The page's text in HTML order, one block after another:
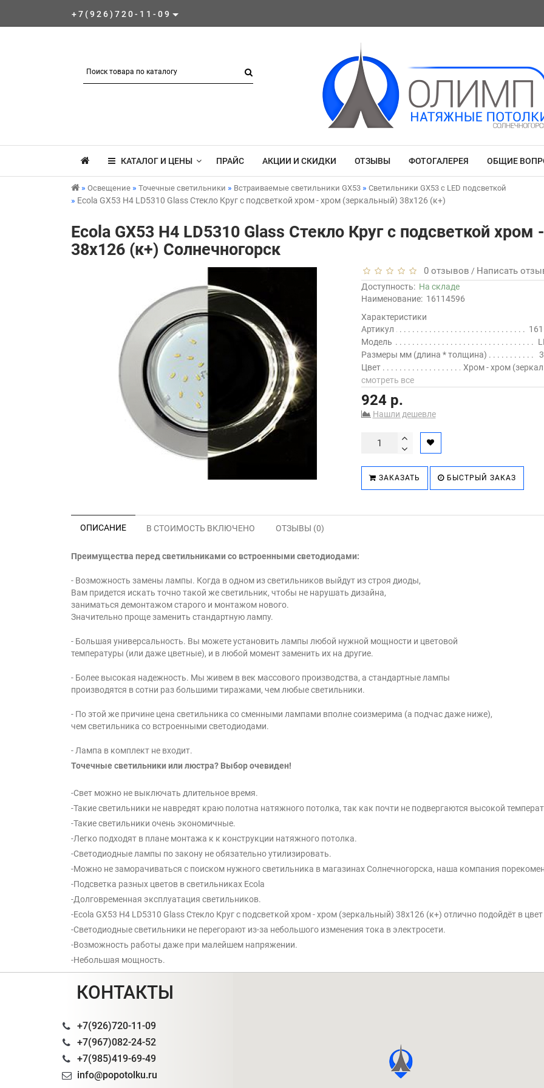
+7(926)720-11-09
КАТАЛОГ И ЦЕНЫ ПРАЙС АКЦИИ И СКИДКИ ОТЗЫВЫ ФОТОГАЛЕРЕЯ ОБЩИЕ
Освещение Точечные светильники Встраиваемые светильники GX53 Светильники GX53 с LED подсветкой
Ecola GX53 H4 LD5310 Glass Стекло Круг с подсветкой хром - хром (зеркальный) 38x126 (к+)
Ecola GX53 H4 LD5310 Glass Стекло Круг с подсветкой
38x126 (к+) Солнечногорск
0 отзывов / Написать
Доступность: На складе
Наименование: 16114596
Характеристики
Артикул
Модель
Размеры мм (длина * толщина)
Цвет
Хром - хром
смотреть все
924 р.
Нашли дешевле
ЗАКАЗАТЬ БЫСТРЫЙ ЗАКАЗ
ОПИСАНИЕ В СТОИМОСТЬ ВКЛЮЧЕНО ОТЗЫВЫ (0)
Преимущества перед светильниками со встроенными светодиодами:
- Возможность замены лампы. Когда в одном из светильников выйдут из строя диоды,
Вам придется искать точно такой же светильник, чтобы не нарушать дизайна,
заниматься демонтажом старого и монтажом нового.
Значительно проще заменить стандартную лампу.
- Большая универсальность. Вы можете установить лампы любой нужной мощности и цветовой
температуры (или даже цветные), и в любой момент заменить их на другие.
- Более высокая надежность. Мы живем в век массового производства, а стандартные лампы
производятся в сотни раз большими тиражами, чем любые светильники.
- По этой же причине цена светильника со сменными лампами вполне соизмерима (а подчас даже ниже),
чем светильника со встроенными светодиодами.
- Лампа в комплект не входит.
Точечные светильники или люстра? Выбор очевиден!
-Свет можно не выключать длительное время.
-Такие светильники не навредят краю полотна натяжного потолка, так как почти не подвергаются высокой
-Такие светильники очень экономичные.
-Легко подходят в плане монтажа к к конструкции натяжного потолка.
-Светодиодные лампы по закону не обязательно утилизировать.
-Можно не заморачиваться с поиском нужного светильника в магазинах Солнечногорска, наша компания
-Подсветка разных цветов в светильниках Ecola
-Долговременная эксплуатация светильников.
-Ecola GX53 H4 LD5310 Glass Стекло Круг с подсветкой хром - хром (зеркальный) 38x126 (к+) отлично подойдёт в
-Светодиодные светильники не перегорают из-за небольшого изменения тока в электросети.
-Возможность работы даже при малейшем напряжении.
-Небольшая мощность.
КОНТАКТЫ
+7(926)720-11-09
+7(967)082-24-52
+7(985)419-69-49
info@popotolku.ru